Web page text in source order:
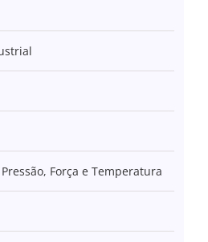
Força e Temperatura